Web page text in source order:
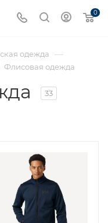
0
одежда —
Флисовая одежда
33